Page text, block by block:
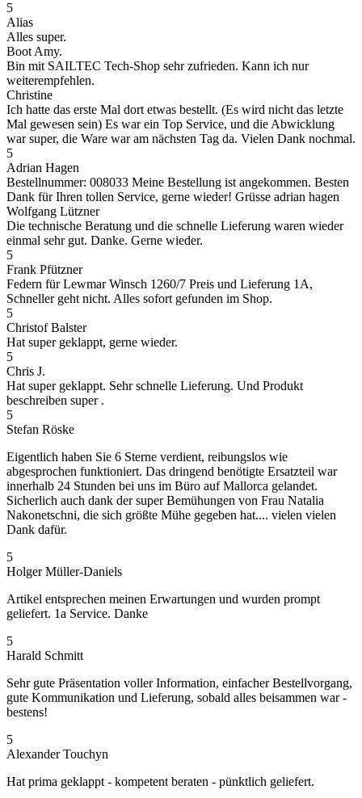
5
Alias
Alles super.
Boot Amy.
Bin mit SAILTEC Tech-Shop sehr zufrieden. Kann ich nur
weiterempfehlen.
Christine
Ich hatte das erste Mal dort etwas bestellt. (Es wird nicht das letzte
Mal gewesen sein) Es war ein Top Service, und die Abwicklung
war super, die Ware war am nächsten Tag da. Vielen Dank nochmal.
5
Adrian Hagen
Bestellnummer: 008033 Meine Bestellung ist angekommen. Besten
Dank für Ihren tollen Service, gerne wieder! Grüsse adrian hagen
Wolfgang Lützner
Die technische Beratung und die schnelle Lieferung waren wieder
einmal sehr gut. Danke. Gerne wieder.
5
Frank Pfützner
Federn für Lewmar Winsch 1260/7 Preis und Lieferung 1A,
Schneller geht nicht. Alles sofort gefunden im Shop.
5
Christof Balster
Hat super geklappt, gerne wieder.
5
Chris J.
Hat super geklappt. Sehr schnelle Lieferung. Und Produkt
beschreiben super .
5
Stefan Röske
Eigentlich haben Sie 6 Sterne verdient, reibungslos wie
abgesprochen funktioniert. Das dringend benötigte Ersatzteil war
innerhalb 24 Stunden bei uns im Büro auf Mallorca gelandet.
Sicherlich auch dank der super Bemühungen von Frau Natalia
Nakonetschni, die sich größte Mühe gegeben hat.... vielen vielen
Dank dafür.
5
Holger Müller-Daniels
Artikel entsprechen meinen Erwartungen und wurden prompt
geliefert. 1a Service. Danke
5
Harald Schmitt
Sehr gute Präsentation voller Information, einfacher Bestellvorgang,
gute Kommunikation und Lieferung, sobald alles beisammen war -
bestens!
5
Alexander Touchyn
Hat prima geklappt - kompetent beraten - pünktlich geliefert.